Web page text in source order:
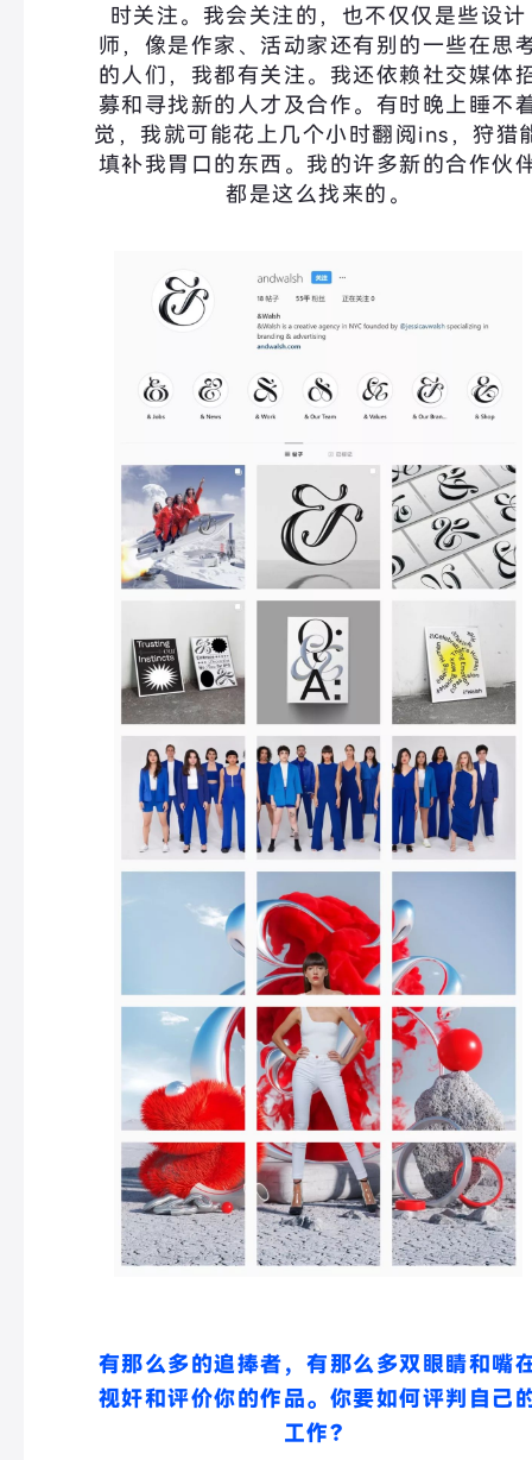
时关注。我会关注的，也不仅仅是些设计
师，像是作家、活动家还有别的一些在思
的人们，我都有关注。我还依赖社交媒体
募和寻找新的人才及合作。有时晚上睡不
觉，我就可能花上几个小时翻阅ins，狩猎
填补我胃口的东西。我的许多新的合作伙
都是这么找来的。
有那么多的追捧者，有那么多双眼睛和嘴
视奸和评价你的作品。你要如何评判自己
工作？